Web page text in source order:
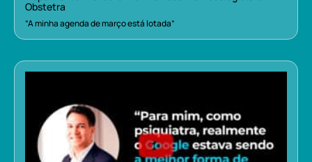
Obstetra
“A minha agenda de março está lotada”